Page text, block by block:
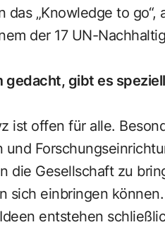
„Knowledge to
der 17 UN-
gedacht, gibt es
ist offen für alle.
die Gesellschaft zu
sich einbringen
entstehen